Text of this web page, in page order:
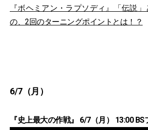
『ボヘミアン・ラプソディ』「伝説
の、2回のターニングポイントとは！？
6/7（月）
『史上最大の作戦』 6/7（月） 13:00